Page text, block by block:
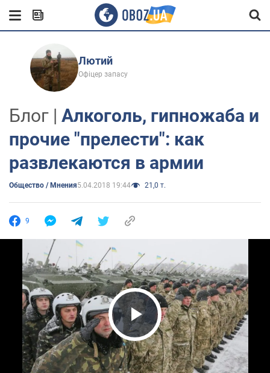
Лютий
Офіцер запасу
Блог | Алкоголь, гипножаба и
прочие "прелести": как
развлекаются в армии
Общество / Мнения5.04.2018 19:44 21,0 т.
9
Play Video